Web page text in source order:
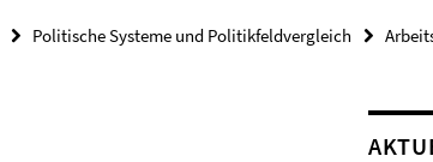
Politische Systeme und Politikfeldvergleich